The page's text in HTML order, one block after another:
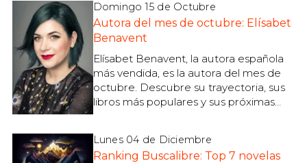
Domingo 15 de Octubre
Autora del mes de octubre: Elísabet
Benavent
Elísabet Benavent, la autora española
más vendida, es la autora del mes de
octubre. Descubre su trayectoria, sus
libros más populares y sus próximas
novedades
Lunes 04 de Diciembre
Ranking Buscalibre: Top 7 novelas